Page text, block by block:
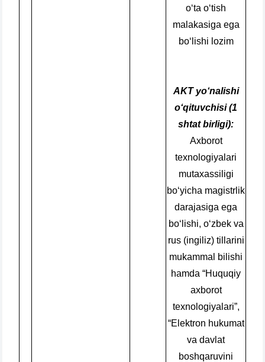
o‘ta o‘tish
malakasiga ega
bo‘lishi lozim
AKT yo‘nalishi
o‘qituvchisi (1
shtat birligi):
Axborot
texnologiyalari
mutaxassiligi
bo‘yicha magistrlik
darajasiga ega
bo‘lishi, o‘zbek va
rus (ingiliz) tillarini
mukammal bilishi
hamda “Huquqiy
axborot
texnologiyalari”,
“Elektron hukumat
va davlat
boshqaruvini